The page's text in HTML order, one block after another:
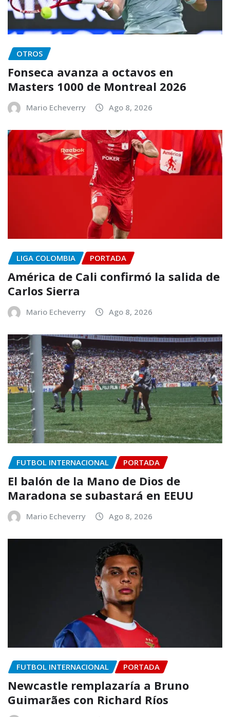
OTROS
Fonseca avanza a octavos en
Masters 1000 de Montreal 2026
Mario Echeverry Ago 8, 2026
LIGA COLOMBIA PORTADA
América de Cali confirmó la salida de
Carlos Sierra
Mario Echeverry Ago 8, 2026
FUTBOL INTERNACIONAL PORTADA
El balón de la Mano de Dios de
Maradona se subastará en EEUU
Mario Echeverry Ago 8, 2026
FUTBOL INTERNACIONAL PORTADA
Newcastle remplazaría a Bruno
Guimarães con Richard Ríos